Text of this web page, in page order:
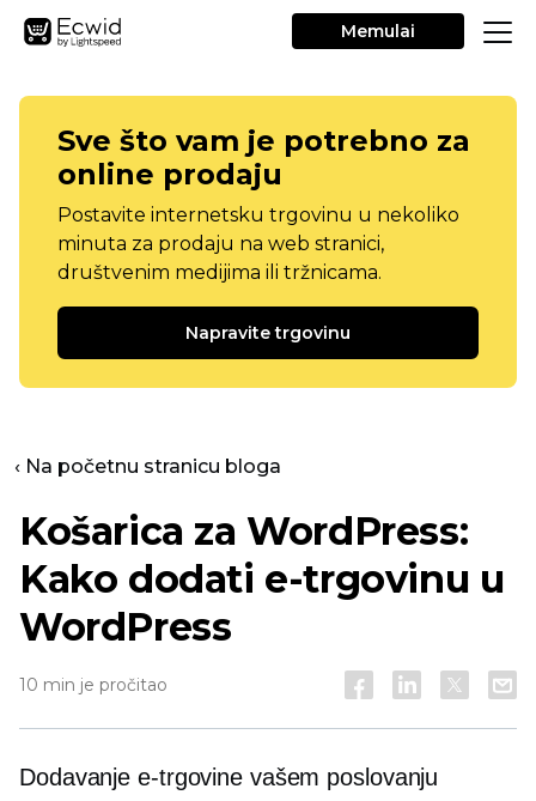
Memulai
Sve što vam je potrebno za
online prodaju
Postavite internetsku trgovinu u nekoliko
minuta za prodaju na web stranici,
društvenim medijima ili tržnicama.
Napravite trgovinu
‹ Na početnu stranicu bloga
Košarica za WordPress:
Kako dodati e-trgovinu u
WordPress
10 min je pročitao
Dodavanje e-trgovine vašem poslovanju